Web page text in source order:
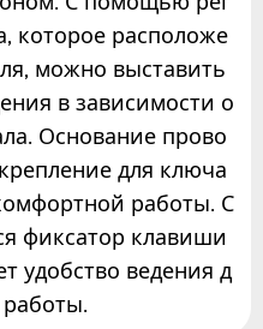
которое расположе
можно выставить
в зависимости о
Основание прово
для ключа
работы. С
фиксатор клавиши
удобство ведения д